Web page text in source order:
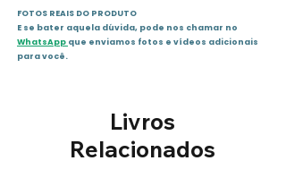
Idioma: Português
ISBN-10: 8501028924
ISBN-13: 978-8501028921
Em meio à agitação cotidiana,
quem às vezes não se
FOTOS REAIS DO PRODUTO
E se bater aquela dúvida, pode nos chamar no
WhatsApp que enviamos fotos e vídeos adicionais
para você.
Livros
Relacionados